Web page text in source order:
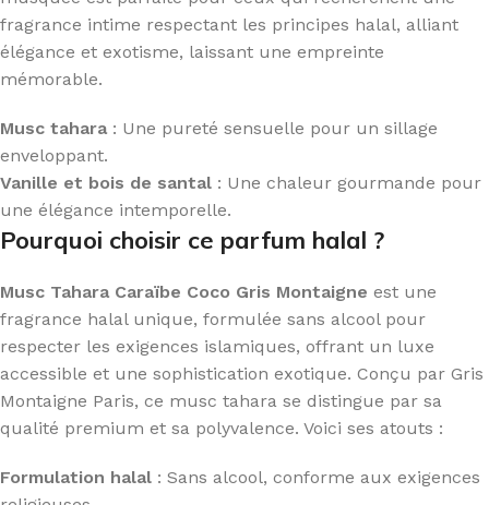
fragrance intime respectant les principes halal, alliant
élégance et exotisme, laissant une empreinte
mémorable.
Musc tahara : Une pureté sensuelle pour un sillage
enveloppant.
Vanille et bois de santal : Une chaleur gourmande pour
une élégance intemporelle.
Pourquoi choisir ce parfum halal ?
Musc Tahara Caraïbe Coco Gris Montaigne est une
fragrance halal unique, formulée sans alcool pour
respecter les exigences islamiques, offrant un luxe
accessible et une sophistication exotique. Conçu par Gris
Montaigne Paris, ce musc tahara se distingue par sa
qualité premium et sa polyvalence. Voici ses atouts :
Formulation halal : Sans alcool, conforme aux exigences